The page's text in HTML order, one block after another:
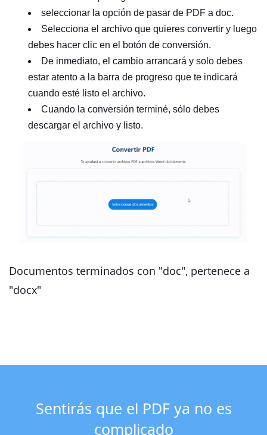
seleccionar la opción de pasar de PDF a doc.
Selecciona el archivo que quieres convertir y luego
debes hacer clic en el botón de conversión.
De inmediato, el cambio arrancará y solo debes
estar atento a la barra de progreso que te indicará
cuando esté listo el archivo.
Cuando la conversión terminé, sólo debes
descargar el archivo y listo.
Documentos terminados con "doc", pertenece a
"docx"
Sentirás que el PDF ya no es
complicado